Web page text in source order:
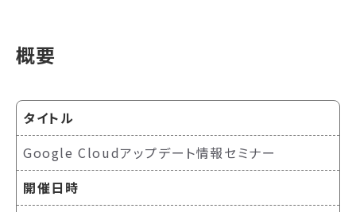
概要
タイトル
Google Cloudアップデート情報セミナー
開催日時